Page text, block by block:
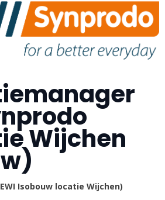
Wijchen
Isobouw locatie Wijchen)